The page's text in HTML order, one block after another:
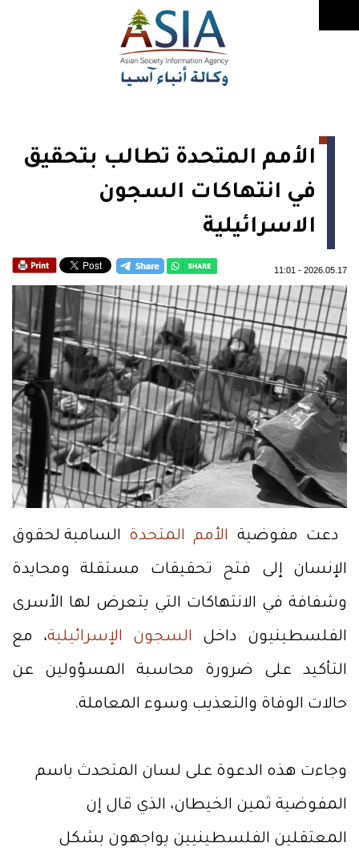
الأمم المتحدة تطالب بتحقيق
في انتهاكات السجون
الاسرائيلية
2026.05.17
-
11:01
دعت مفوضية الأمم المتحدة السامية لحقوق
الإنسان إلى فتح تحقيقات مستقلة ومحايدة
وشفافة في الانتهاكات التي يتعرض لها الأسرى
الفلسطينيون داخل السجون الإسرائيلية، مع
التأكيد على ضرورة محاسبة المسؤولين عن
حالات الوفاة والتعذيب وسوء المعاملة.
وجاءت هذه الدعوة على لسان المتحدث باسم
المفوضية ثمين الخيطان، الذي قال إن
المعتقلين الفلسطينيين يواجهون بشكل